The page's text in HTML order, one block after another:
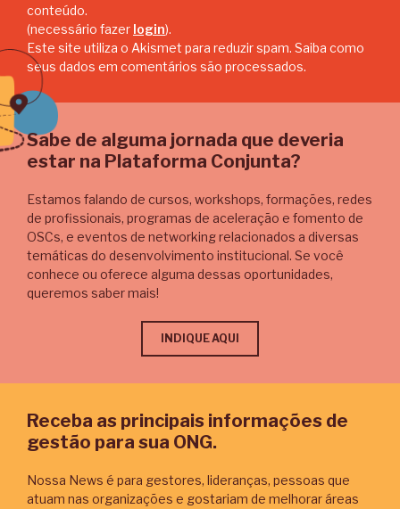
conteúdo.
(necessário fazer login).
Este site utiliza o Akismet para reduzir spam. Saiba como
seus dados em comentários são processados.
Sabe de alguma jornada que deveria
estar na Plataforma Conjunta?
Estamos falando de cursos, workshops, formações, redes
de profissionais, programas de aceleração e fomento de
OSCs, e eventos de networking relacionados a diversas
temáticas do desenvolvimento institucional. Se você
conhece ou oferece alguma dessas oportunidades,
queremos saber mais!
INDIQUE AQUI
Receba as principais informações de
gestão para sua ONG.
Nossa News é para gestores, lideranças, pessoas que
atuam nas organizações e gostariam de melhorar áreas